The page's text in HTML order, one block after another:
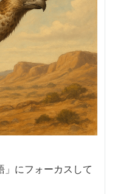
にフォーカスして